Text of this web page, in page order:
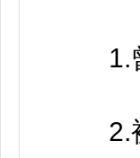
1.曾
2.被